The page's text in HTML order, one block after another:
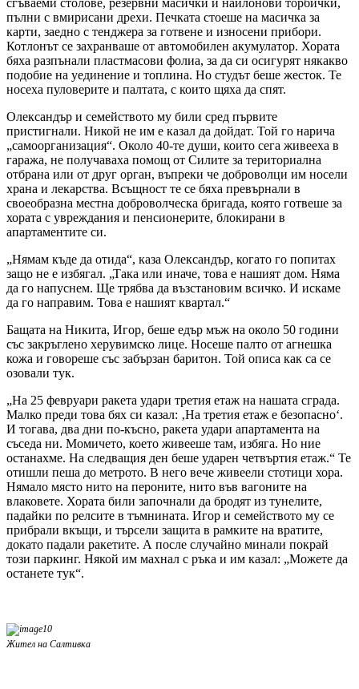
сгъваеми столове, резервни масички и найлонови торбички,
пълни с вмирисани дрехи. Печката стоеше на масичка за
карти, заедно с тенджера за готвене и износени прибори.
Котлонът се захранваше от автомобилен акумулатор. Хората
бяха разпънали пластмасови фолиа, за да си осигурят някакво
подобие на уединение и топлина. Но студът беше жесток. Те
носеха пуловерите и палтата, с които щяха да спят.
Олександър и семейството му били сред първите
пристигнали. Никой не им е казал да дойдат. Той го нарича
„самоорганизация“. Около 40-те души, които сега живееха в
гаража, не получаваха помощ от Силите за териториална
отбрана или от друг орган, въпреки че доброволци им носели
храна и лекарства. Всъщност те се бяха превърнали в
своеобразна местна доброволческа бригада, която готвеше за
хората с увреждания и пенсионерите, блокирани в
апартаментите си.
„Нямам къде да отида“, каза Олександър, когато го попитах
защо не е избягал. „Така или иначе, това е нашият дом. Няма
да го напуснем. Ще трябва да възстановим всичко. И искаме
да го направим. Това е нашият квартал.“
Бащата на Никита, Игор, беше едър мъж на около 50 години
със закръглено херувимско лице. Носеше палто от агнешка
кожа и говореше със забързан баритон. Той описа как са се
озовали тук.
„На 25 февруари ракета удари третия етаж на нашата сграда.
Малко преди това бях си казал: ‚На третия етаж е безопасно‘.
И тогава, два дни по-късно, ракета удари апартамента на
съседа ни. Момичето, което живееше там, избяга. Но ние
останахме. На следващия ден беше ударен четвъртия етаж.“ Те
отишли пеша до метрото. В него вече живеели стотици хора.
Нямало място нито на пероните, нито във вагоните на
влаковете. Хората били започнали да бродят из тунелите,
падайки по релсите в тъмнината. Игор и семейството му се
прибрали вкъщи, и търсели защита в рамките на вратите,
докато падали ракетите. А после случайно минали покрай
този паркинг. Някой им махнал с ръка и им казал: „Можете да
останете тук“.
Жител на Салтивка